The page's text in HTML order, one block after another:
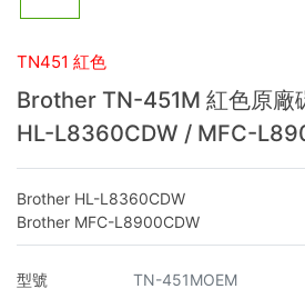
TN451 紅色
Brother TN-451M 紅色原廠
HL-L8360CDW / MFC-
Brother HL-L8360CDW
Brother MFC-L8900CDW
型號
TN-451MOEM